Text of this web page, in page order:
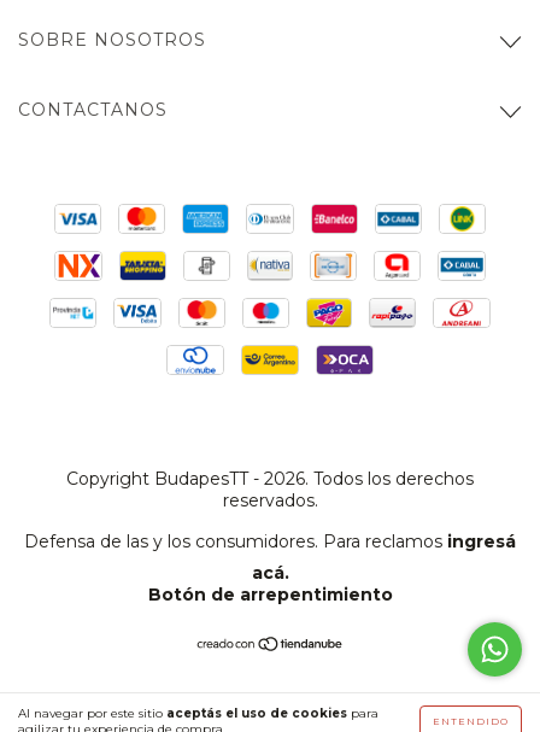
Al navegar por este sitio aceptás el uso de cookies para
ENTENDIDO
SOBRE NOSOTROS
CONTACTANOS
Copyright BudapesTT - 2026. Todos los derechos
reservados.
Defensa de las y los consumidores. Para reclamos ingresá
acá.
Botón de arrepentimiento